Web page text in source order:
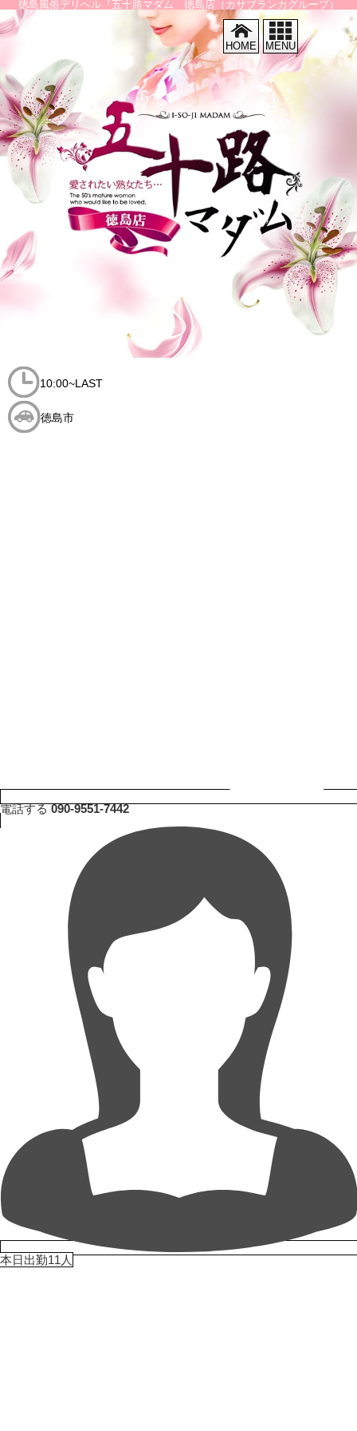
徳島風俗デリヘル『五十路マダム 徳島店（カサブランカグループ）
MENU
HOME
10:00~LAST
徳島市
電話する090-9551-7442
本日出勤11人